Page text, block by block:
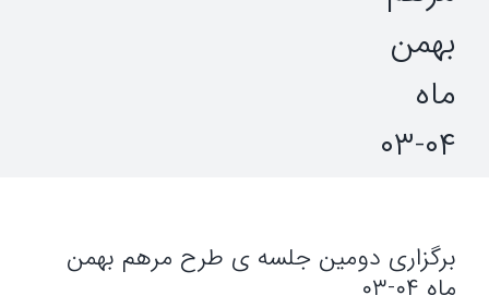
بهمن
ماه
۰۴-۰۳
برگزاری دومین جلسه ی طرح مرهم بهمن
ماه ۰۴-۰۳